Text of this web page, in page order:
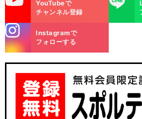
YouTubeで
チャンネル登録
m
Instagramで
フォローする